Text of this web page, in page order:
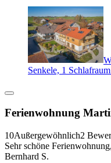
Senkele, 1
Ferienwohnung
10Außergewöhnlich2
Sehr schöne
Bernhard S.